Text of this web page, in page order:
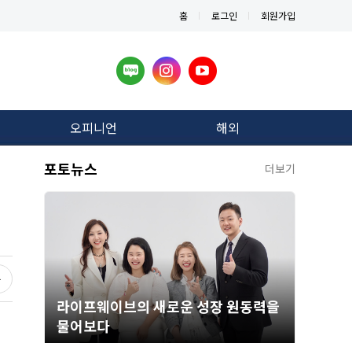
홈 로그인 회원가입
오피니언 해외
포토뉴스 더보기
라이프웨이브의 새로운 성장 원동력을
물어보다